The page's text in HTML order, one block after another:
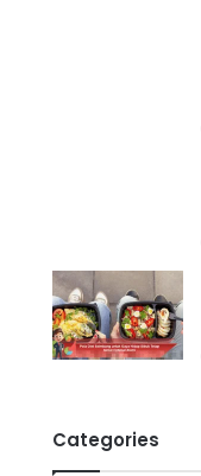
Categories